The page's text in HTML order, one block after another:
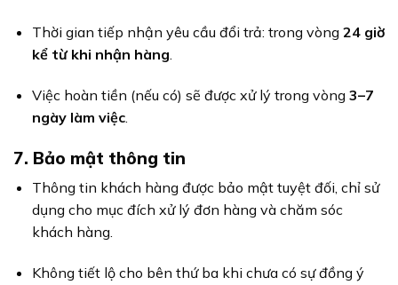
Thời gian tiếp nhận yêu cầu đổi trả: trong vòng 24 giờ
kể từ khi nhận hàng.
Việc hoàn tiền (nếu có) sẽ được xử lý trong vòng 3–7
ngày làm việc.
7. Bảo mật thông tin
Thông tin khách hàng được bảo mật tuyệt đối, chỉ sử
dụng cho mục đích xử lý đơn hàng và chăm sóc
khách hàng.
Không tiết lộ cho bên thứ ba khi chưa có sự đồng ý